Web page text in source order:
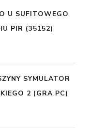
U SUFITOWEGO
PIR (35152)
SYMULATOR
2 (GRA PC)